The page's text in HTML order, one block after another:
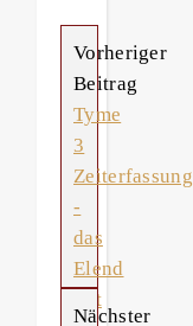
Vorheriger
Beitrag
Tyme
3
Zeiterfassung
-
das
Elend
mit
Nächster